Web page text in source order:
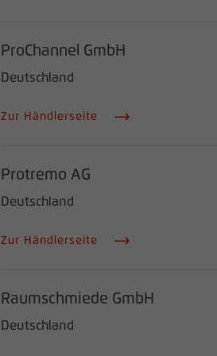
ProChannel GmbH
Deutschland
Zur Händlerseite
Protremo AG
Deutschland
Zur Händlerseite
Raumschmiede GmbH
Deutschland